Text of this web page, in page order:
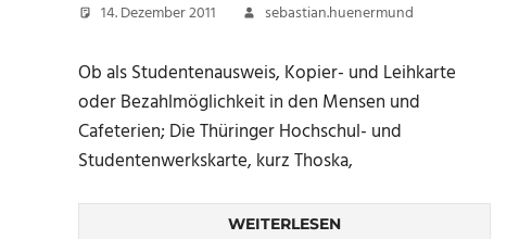
14. Dezember 2011 sebastian.huenermund
Ob als Studentenausweis, Kopier- und Leihkarte
oder Bezahlmöglichkeit in den Mensen und
Cafeterien; Die Thüringer Hochschul- und
Studentenwerkskarte, kurz Thoska,
WEITERLESEN